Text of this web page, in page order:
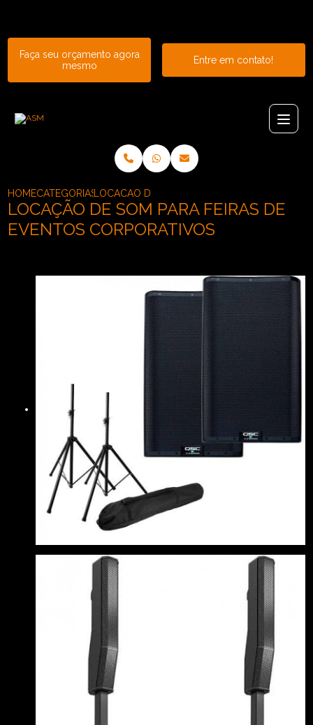
Faça seu orçamento agora
mesmo
Entre em contato!
HOMECATEGORIAS LOCACAO DE SOM PARA FEIRAS DE EVENTOS
LOCAÇÃO DE SOM PARA FEIRAS DE
EVENTOS CORPORATIVOS